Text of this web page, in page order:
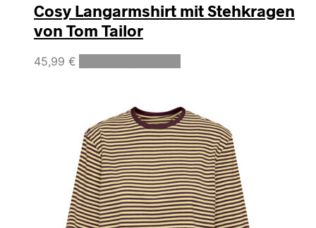
Cosy Langarmshirt mit Stehkragen
von Tom Tailor
45,99 €
Varianten
auf.
Die
Optionen
können
auf
der
Produktseite
gewählt